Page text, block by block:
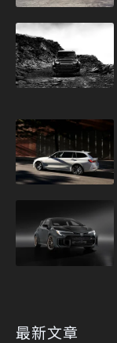
最新文章